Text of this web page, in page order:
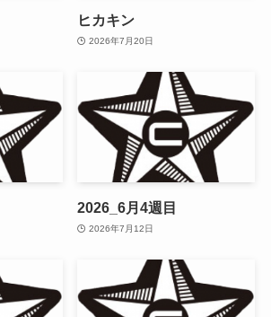
ヒカキン
2026年7月20日
2026_6月4週目
2026年7月12日